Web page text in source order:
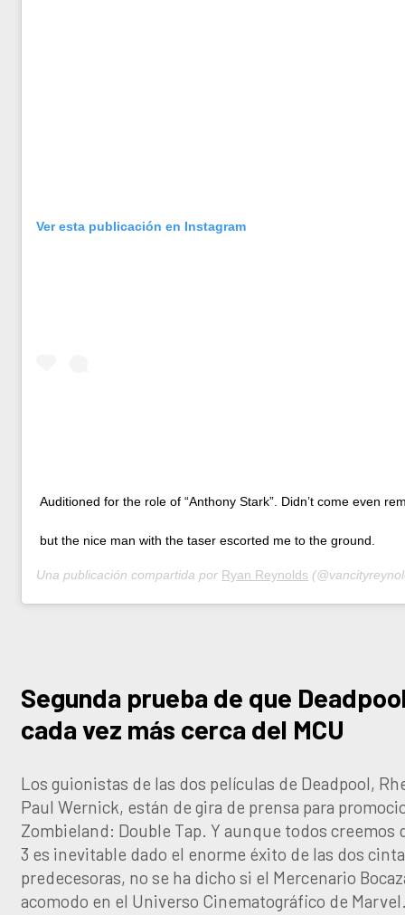
Ver esta publicación en Instagram
Auditioned for the role of “Anthony Stark”. Didn’t come even
but the nice man with the taser escorted me to the ground.
Una publicación compartida por Ryan Reynolds
Segunda prueba de que
cada vez más cerca del MCU
Los guionistas de las dos películas de Deadpool,
Paul Wernick, están de gira de prensa para
Zombieland: Double Tap. Y aunque todos creemos
3 es inevitable dado el enorme éxito de las dos
predecesoras, no se ha dicho si el Mercenario
acomodo en el Universo Cinematográfico de